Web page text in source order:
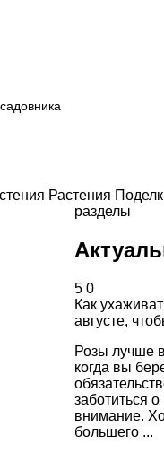
Растения
разделы
5 0
Как
августе,
Розы лучше
когда вы
заботиться
внимание.
большего ...